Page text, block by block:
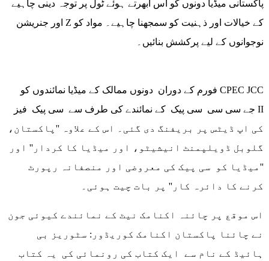
پاکستانی میڈیا دونوں کو اس ابھرتے ہوئے ٹول پر توجہ دینی چاہیے
اور جنریشن Z کے خیالات اور ذہنیت کو سمجھنا چاہیے۔ مواد کو
نوجوانوں کے لیے پرکشش بنائیں۔
کی اپ ڈیٹس پر بریفنگ دی گئی۔ اس کے علاوہ ''پاکستان،
گلوبل ڈویلپمنٹ انیشیٹو، اور میڈیا کا کردار'' اور
''میڈیا کو سی پیک کی معروضی اور منصفانہ رپورٹ
کرنے کا دائرہ کار'' پر بات چیت ہوئی۔
اس موقع پر چائنہ اکنامک نیٹ کے نمائندے کیوئی جون
نے چائنا پاکستان اکنامک کوریڈور: سٹوریز بی
ہائیڈ کے نام سے ایک کتاب کی رونمائی کی یہ کتاب